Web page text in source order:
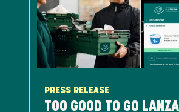
PRESS RELEASE
TOO GOOD TO GO LANZA